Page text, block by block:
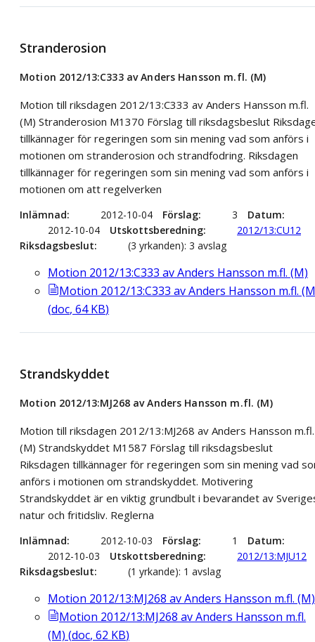
Stranderosion
Motion 2012/13:C333 av Anders Hansson m.fl. (M)
Motion till riksdagen 2012/13:C333 av Anders Hansson m.fl.
(M) Stranderosion M1370 Förslag till riksdagsbeslut
tillkännager för regeringen som sin mening vad som anförs i
motionen om stranderosion och strandfodring. Riksdagen
tillkännager för regeringen som sin mening vad som anförs i
motionen om att regelverken
Inlämnad 2012-10-04 Förslag 3
Datum
2012-10-04
Utskottsberedning
2012/13:CU12
Riksdagsbeslut
(3 yrkanden): 3 avslag
Motion 2012/13:C333 av Anders Hansson m.fl. (M)
Motion 2012/13:C333 av Anders Hansson m.fl.
(doc, 64 KB)
Strandskyddet
Motion 2012/13:MJ268 av Anders Hansson m.fl. (M)
Motion till riksdagen 2012/13:MJ268 av Anders Hansson m.fl.
(M) Strandskyddet M1587 Förslag till riksdagsbeslut
Riksdagen tillkännager för regeringen som sin mening vad
anförs i motionen om strandskyddet. Motivering
Strandskyddet är en viktig grundbult i bevarandet av
natur och fritidsliv. Reglerna
Inlämnad 2012-10-03 Förslag 1
Datum
2012-10-03
Utskottsberedning
2012/13:MJU12
Riksdagsbeslut
(1 yrkande): 1 avslag
Motion 2012/13:MJ268 av Anders Hansson m.fl. (M)
Motion 2012/13:MJ268 av Anders Hansson m.fl.
(M) (doc, 62 KB)